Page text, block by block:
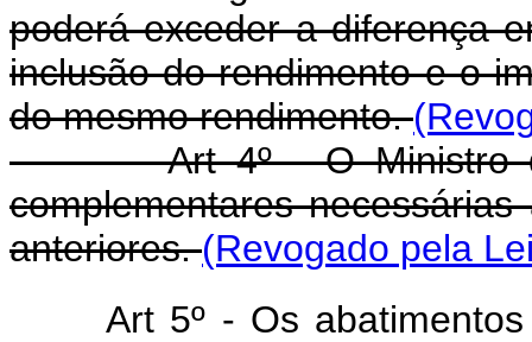
poderá exceder a diferença
inclusão do rendimento e o
do mesmo rendimento.
Art 4º - O Ministro da
complementares
anteriores.(Revogado pela
Art 5º - Os